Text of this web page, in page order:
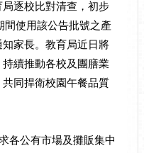
逐校比對清查，初步
間使用該公告批號之產
家長。教育局近日將
續推動各校及團膳業
同捍衛校園午餐品質
公有市場及攤販集中